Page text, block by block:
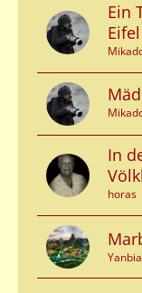
Ein
Eifel
In
horas